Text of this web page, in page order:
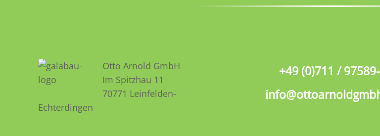
Otto Arnold GmbH
Im Spitzhau 11
70771 Leinfelden­­
Echterdingen
+49 (0)711 /